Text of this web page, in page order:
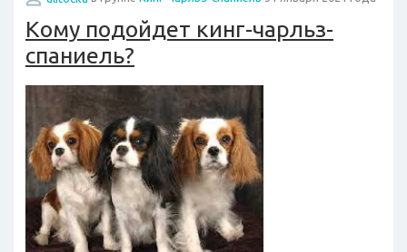
Кому подойдет кинг-чарльз-
спаниель?